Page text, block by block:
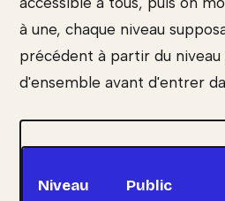
à une, chaque niveau
précédent à partir du niveau
d'ensemble avant d'entrer
Niveau Public